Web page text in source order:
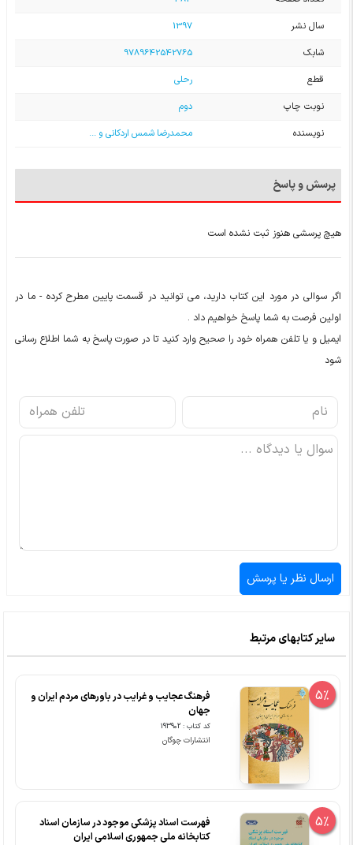
سال نشر
1397
شابک
9789642542765
قطع
رحلی
نوبت چاپ
دوم
نویسنده
محمدرضا شمس اردکانی و ...
پرسش و پاسخ
هیچ پرسشی هنوز ثبت نشده است
اگر سوالی در مورد این کتاب دارید، می توانید در قسمت پایین مطرح کرده - ما در
اولین فرصت به شما پاسخ خواهیم داد .
ایمیل و یا تلفن همراه خود را صحیح وارد کنید تا در صورت پاسخ به شما اطلاع رسانی
شود
سایر کتابهای مرتبط
5%
فرهنگ عجایب و غرایب در باورهای مردم ایران و
جهان
کد کتاب : 193902
انتشارات چوگان
5%
فهرست اسناد پزشکی موجود در سازمان اسناد
کتابخانه ملی جمهوری اسلامی ایران